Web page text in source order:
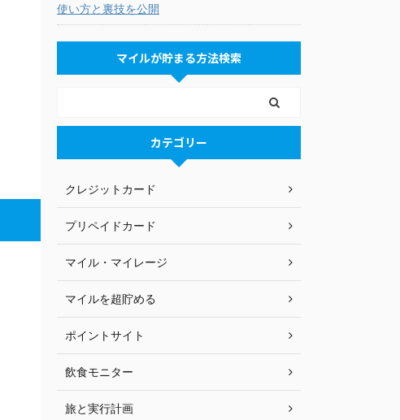
使い方と裏技を公開
マイルが貯まる方法検索
カテゴリー
クレジットカード
プリペイドカード
マイル・マイレージ
マイルを超貯める
ポイントサイト
飲食モニター
旅と実行計画